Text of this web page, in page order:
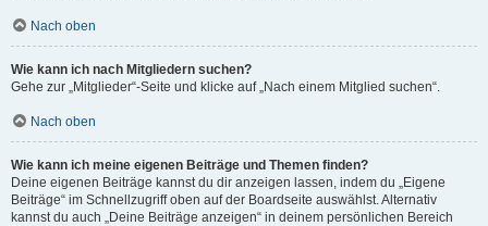
Nach oben
Wie kann ich nach Mitgliedern suchen?
Gehe zur „Mitglieder“-Seite und klicke auf „Nach einem Mitglied suchen“.
Nach oben
Wie kann ich meine eigenen Beiträge und Themen finden?
Deine eigenen Beiträge kannst du dir anzeigen lassen, indem du „Eigene
Beiträge“ im Schnellzugriff oben auf der Boardseite auswählst. Alternativ
kannst du auch „Deine Beiträge anzeigen“ in deinem persönlichen Bereich